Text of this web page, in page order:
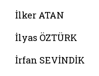
İlker ATAN
İlyas ÖZTÜRK
İrfan SEVİNDİK